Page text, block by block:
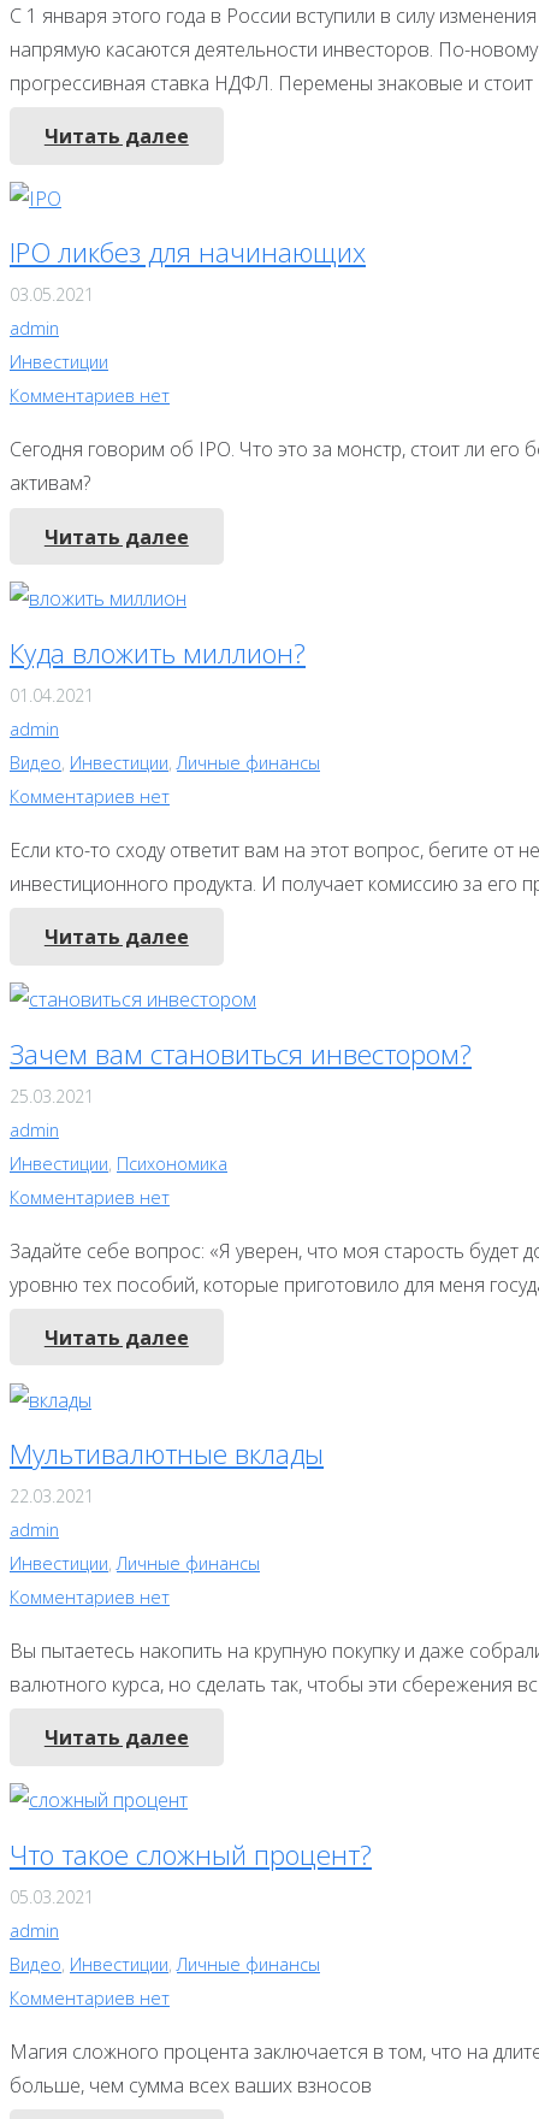
С 1 января этого года в России вступили в силу
напрямую касаются деятельности инвесторов. По-
прогрессивная ставка НДФЛ. Перемены знаковые и стоит
Читать далее
IPO ликбез для начинающих
03.05.2021
admin
Инвестиции
Комментариев нет
Сегодня говорим об IPO. Что это за монстр, стоит ли
активам?
Читать далее
Куда вложить миллион?
01.04.2021
admin
Видео, Инвестиции,Личные финансы
Комментариев нет
Если кто-то сходу ответит вам на этот вопрос, бегите от
инвестиционного продукта. И получает комиссию за его
Читать далее
Зачем вам становиться инвестором?
25.03.2021
admin
Инвестиции, Психономика
Комментариев нет
Задайте себе вопрос: «Я уверен, что моя старость
уровню тех пособий, которые приготовило для меня
Читать далее
Мультивалютные вклады
22.03.2021
admin
Инвестиции,Личные финансы
Комментариев нет
Вы пытаетесь накопить на крупную покупку и даже
валютного курса, но сделать так, чтобы эти сбережения
Читать далее
Что такое сложный процент?
05.03.2021
admin
Видео, Инвестиции, Личные финансы
Комментариев нет
Магия сложного процента заключается в том, что на
больше, чем сумма всех ваших взносов